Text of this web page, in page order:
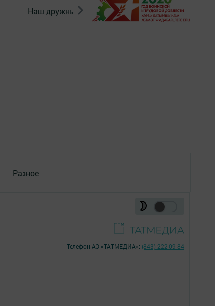
Наш дружный коллектив Документы
Разное
Телефон АО «ТАТМЕДИА»: (843) 222 09 84